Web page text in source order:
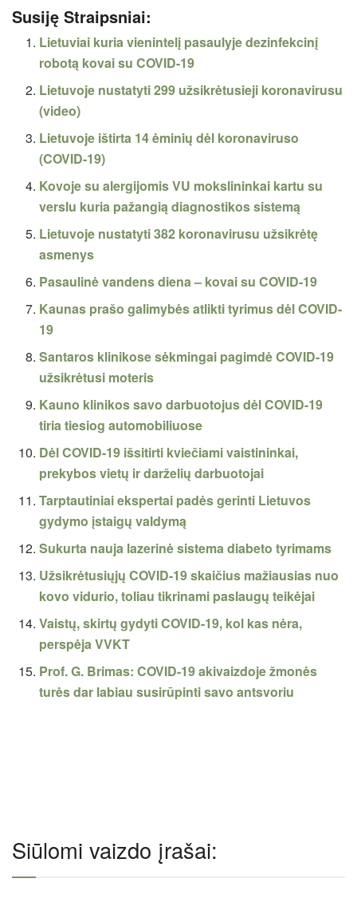
Susiję Straipsniai:
Lietuviai kuria vienintelį pasaulyje dezinfekcinį
robotą kovai su COVID-19
Lietuvoje nustatyti 299 užsikrėtusieji koronavirusu
(video)
Lietuvoje ištirta 14 ėminių dėl koronaviruso
(COVID-19)
Kovoje su alergijomis VU mokslininkai kartu su
verslu kuria pažangią diagnostikos sistemą
Lietuvoje nustatyti 382 koronavirusu užsikrėtę
asmenys
Pasaulinė vandens diena – kovai su COVID-19
Kaunas prašo galimybės atlikti tyrimus dėl COVID-
19
Santaros klinikose sėkmingai pagimdė COVID-19
užsikrėtusi moteris
Kauno klinikos savo darbuotojus dėl COVID-19
tiria tiesiog automobiliuose
Dėl COVID-19 išsitirti kviečiami vaistininkai,
prekybos vietų ir darželių darbuotojai
Tarptautiniai ekspertai padės gerinti Lietuvos
gydymo įstaigų valdymą
Sukurta nauja lazerinė sistema diabeto tyrimams
Užsikrėtusiųjų COVID-19 skaičius mažiausias nuo
kovo vidurio, toliau tikrinami paslaugų teikėjai
Vaistų, skirtų gydyti COVID-19, kol kas nėra,
perspėja VVKT
Prof. G. Brimas: COVID-19 akivaizdoje žmonės
turės dar labiau susirūpinti savo antsvoriu
Siūlomi vaizdo įrašai: